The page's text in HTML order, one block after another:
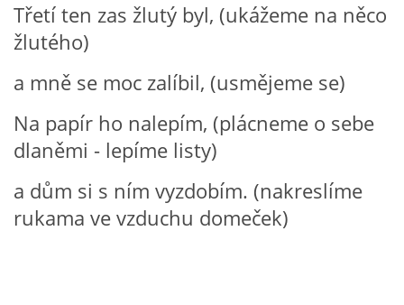
Třetí ten zas žlutý byl, (ukážeme na něco
žlutého)
a mně se moc zalíbil, (usmějeme se)
Na papír ho nalepím, (plácneme o sebe
dlaněmi - lepíme listy)
a dům si s ním vyzdobím. (nakreslíme
rukama ve vzduchu domeček)